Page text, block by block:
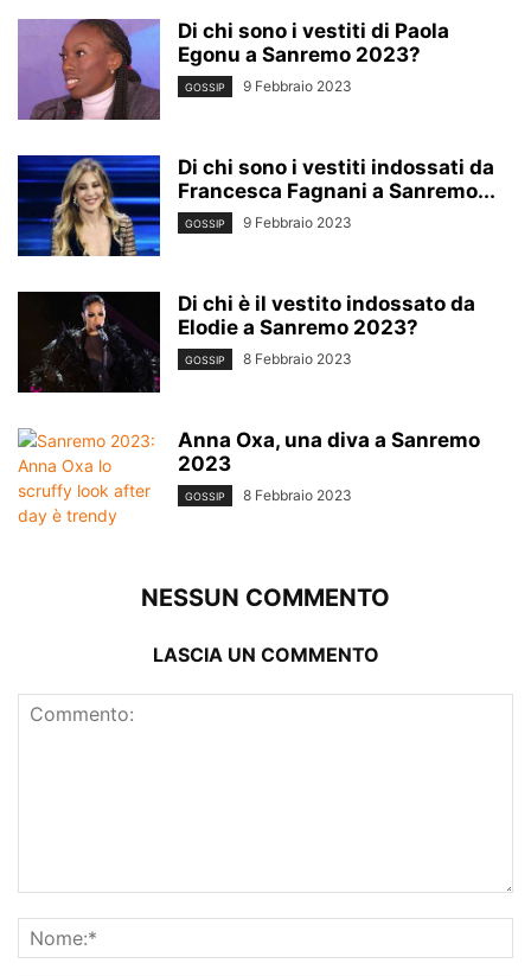
Di chi sono i vestiti di Paola
Egonu a Sanremo 2023?
GOSSIP 9 Febbraio 2023
Di chi sono i vestiti indossati da
Francesca Fagnani a Sanremo...
GOSSIP 9 Febbraio 2023
Di chi è il vestito indossato da
Elodie a Sanremo 2023?
GOSSIP 8 Febbraio 2023
Anna Oxa, una diva a Sanremo
2023
GOSSIP 8 Febbraio 2023
NESSUN COMMENTO
LASCIA UN COMMENTO